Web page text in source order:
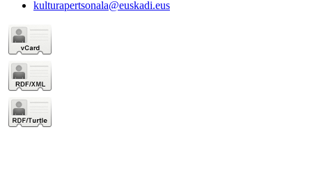
kulturapertsonala@euskadi.eus